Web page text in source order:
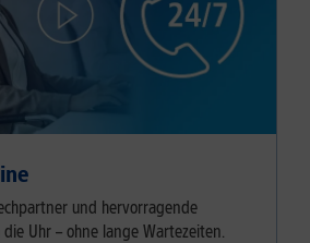
und hervorragende
Uhr – ohne lange Wartezeiten.